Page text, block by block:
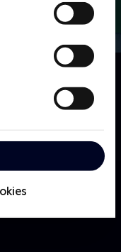
tre mødre og
forældre. Nu